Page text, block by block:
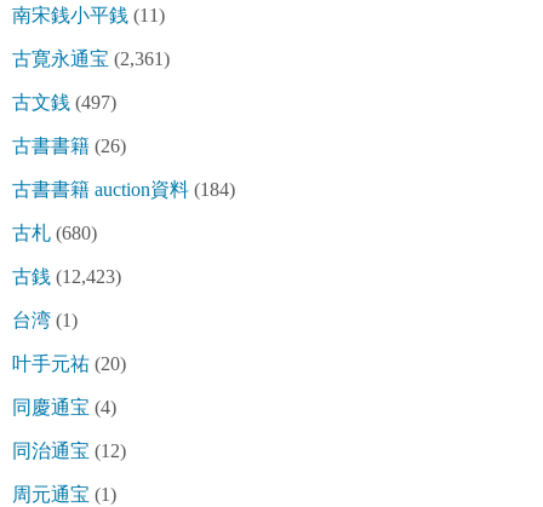
南宋銭小平銭 (11)
古寛永通宝 (2,361)
古文銭 (497)
古書書籍 (26)
古書書籍 auction資料 (184)
古札 (680)
古銭 (12,423)
台湾 (1)
叶手元祐 (20)
同慶通宝 (4)
同治通宝 (12)
周元通宝 (1)